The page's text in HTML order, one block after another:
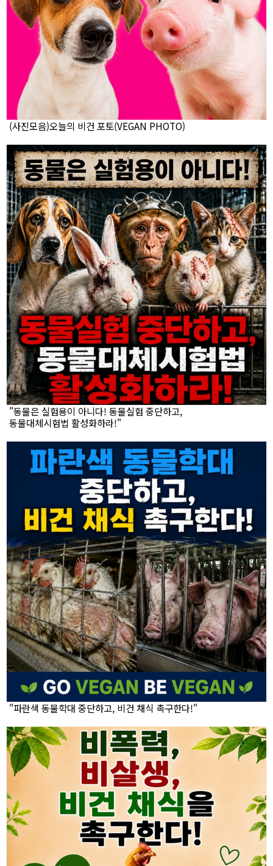
(사진모음)오늘의 비건 포토(VEGAN PHOTO)
"동물은 실험용이 아니다! 동물실험 중단하고,
동물대체시험법 활성화하라!"
"파란색 동물학대 중단하고, 비건 채식 촉구한다!"